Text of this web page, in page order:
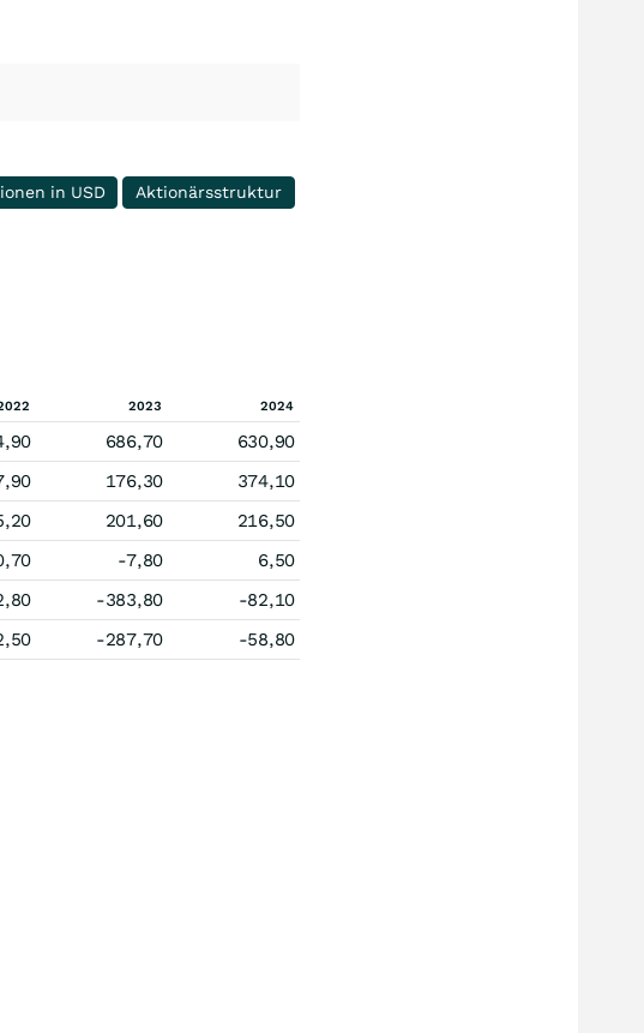
in USD Aktionärsstruktur
2023 2024
686,70
630,90
176,30
374,10
201,60
216,50
-7,80
6,50
-383,80
-82,10
-287,70 -58,80